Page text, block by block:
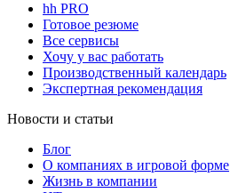
hh PRO
Готовое резюме
Все сервисы
Хочу у вас работать
Производственный календарь
Экспертная рекомендация
Новости и статьи
Блог
О компаниях в игровой форме
Жизнь в компании